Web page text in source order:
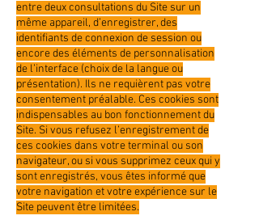
entre deux consultations du Site sur un
même appareil, d’enregistrer, des
identifiants de connexion de session ou
encore des éléments de personnalisation
de l’interface (choix de la langue ou
présentation). Ils ne requièrent pas votre
consentement préalable. Ces cookies sont
indispensables au bon fonctionnement du
Site. Si vous refusez l’enregistrement de
ces cookies dans votre terminal ou son
navigateur, ou si vous supprimez ceux qui y
sont enregistrés, vous êtes informé que
votre navigation et votre expérience sur le
Site peuvent être limitées.